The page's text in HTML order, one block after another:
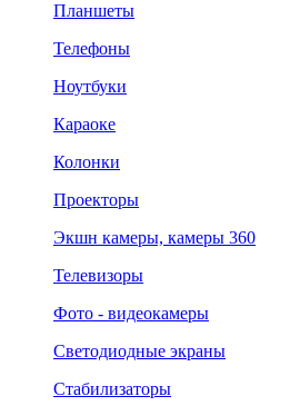
Планшеты
Телефоны
Ноутбуки
Караоке
Колонки
Проекторы
Экшн камеры, камеры 360
Телевизоры
Фото - видеокамеры
Светодиодные экраны
Стабилизаторы